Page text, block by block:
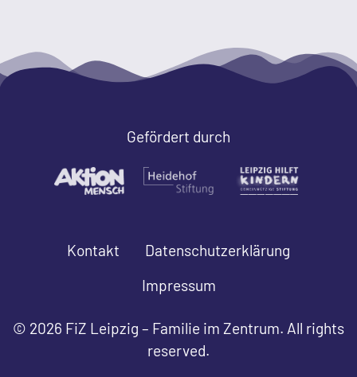
Gefördert durch
Kontakt
Datenschutzerklärung
Impressum
© 2026 FiZ Leipzig – Familie im Zentrum. All rights
reserved.